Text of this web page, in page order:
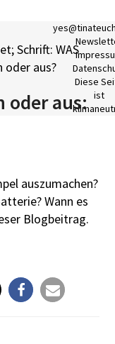
oder aus:
auszumachen?
Wann es
Blogbeitrag.
Diese
ist